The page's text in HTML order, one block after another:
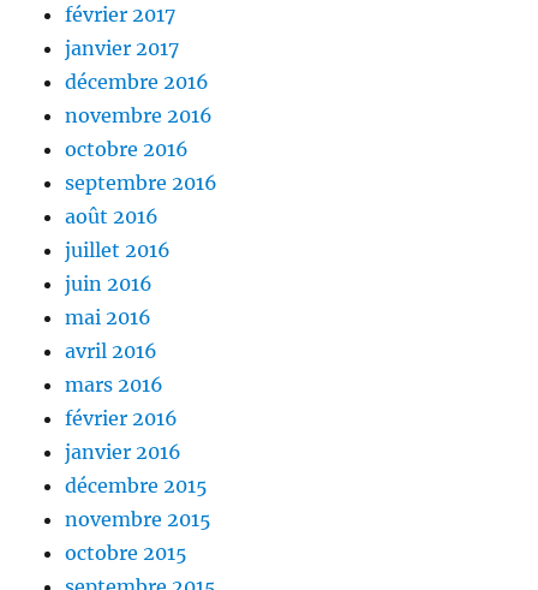
février 2017
janvier 2017
décembre 2016
novembre 2016
octobre 2016
septembre 2016
août 2016
juillet 2016
juin 2016
mai 2016
avril 2016
mars 2016
février 2016
janvier 2016
décembre 2015
novembre 2015
octobre 2015